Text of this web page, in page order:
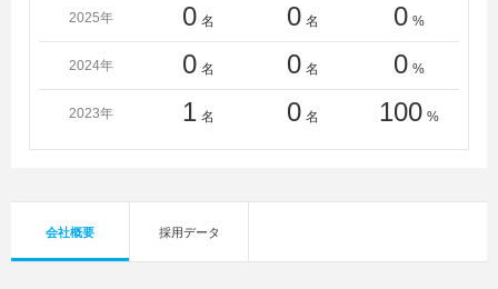
2025年 0 名 0 名 0 %
2024年 0 名 0 名 0 %
2023年 1 名 0 名 100 %
会社概要 採用データ